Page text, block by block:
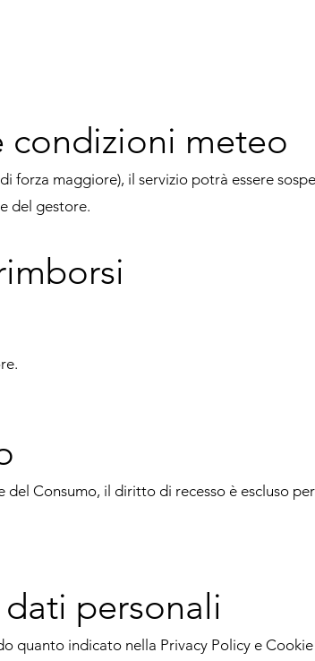
condizioni meteo
forza maggiore), il servizio potrà essere
del gestore.
del Consumo, il diritto di recesso è escluso
personali
quanto indicato nella Privacy Policy e